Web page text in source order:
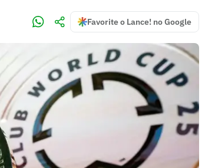
Favorite o Lance! no Google